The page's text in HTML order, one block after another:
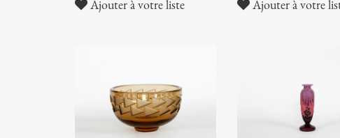
Ajouter à votre liste
Ajouter à votre